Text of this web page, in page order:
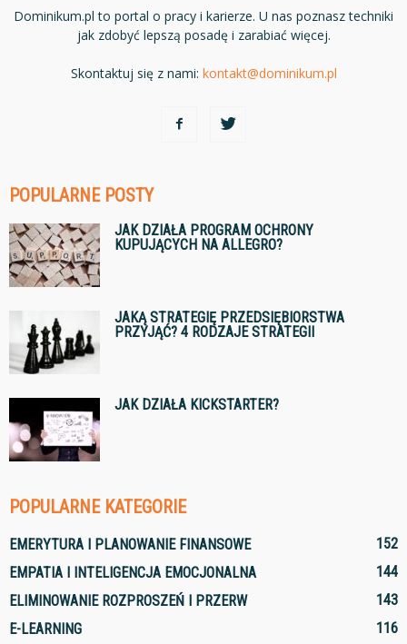
Dominikum.pl to portal o pracy i karierze. U nas poznasz techniki
jak zdobyć lepszą posadę i zarabiać więcej.
Skontaktuj się z nami: kontakt@dominikum.pl
POPULARNE POSTY
JAK DZIAŁA PROGRAM OCHRONY
KUPUJĄCYCH NA ALLEGRO?
JAKĄ STRATEGIĘ PRZEDSIĘBIORSTWA
PRZYJĄĆ? 4 RODZAJE STRATEGII
JAK DZIAŁA KICKSTARTER?
POPULARNE KATEGORIE
EMERYTURA I PLANOWANIE FINANSOWE
152
EMPATIA I INTELIGENCJA EMOCJONALNA
144
ELIMINOWANIE ROZPROSZEŃ I PRZERW
143
E-LEARNING
116